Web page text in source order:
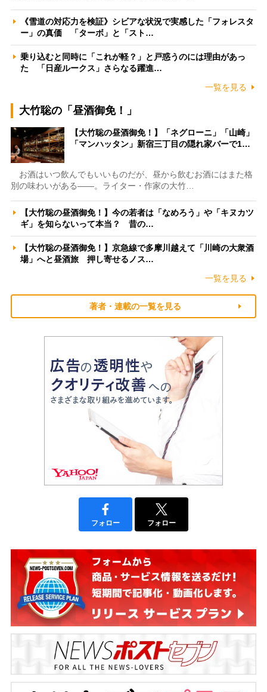
《雪道の対応力を検証》シビアな状況で実感した「フォレスタ
ー」の真価 「ターボ」と「スト…
乗り込むと同時に「これが軽？」と戸惑うのには理由があっ
た 「日産ルークス」さらなる躍進…
一覧を見る
大竹聡の「昼酒御免！」
【大竹聡の昼酒御免！】「ネグローニ」「山崎」
「マンハッタン」新宿三丁目の隠れ家バーで1…
お酒はいつ飲んでもいいものだが、昼から飲むお酒にはまた格
別の味わいがある――。ライター・作家の大竹…
【大竹聡の昼酒御免！】今の若者は「なめろう」や「キヌカツ
ギ」を知らないって本当？ 昔の…
【大竹聡の昼酒御免！】京急線で多摩川越えて「川崎の大衆酒
場」へと昼酒旅 押し寄せるノス…
一覧を見る
著者・連載の一覧を見る
フォロー フォロー